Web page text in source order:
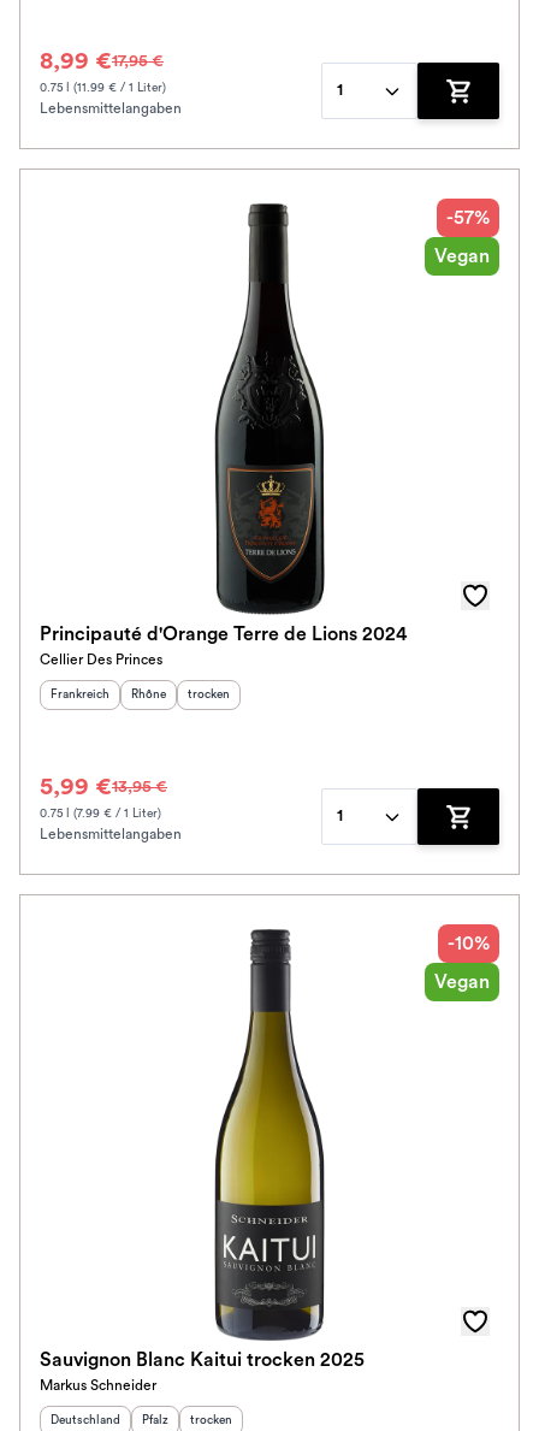
8,99 €17,95 €
0.75 l (11.99 € / 1 Liter)
Lebensmittelangaben
1
Zum
-57%
Vegan
Principauté d'Orange Terre de Lions 2024
Cellier Des Princes
Herkunftsland
Frankreich Herkunftsregion:
Rhône Geschmack
trocken
5,99 €13,95 €
0.75 l (7.99 € / 1 Liter)
Lebensmittelangaben
1
Zum
-10%
Vegan
Sauvignon Blanc Kaitui trocken 2025
Markus Schneider
Herkunftsland
Deutschland Herkunftsregion
Pfalz Geschmack
trocken